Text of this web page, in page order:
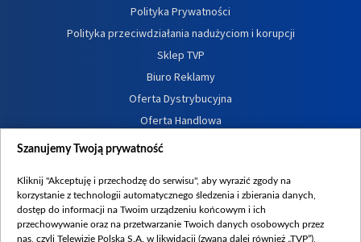
Polityka Prywatności
Polityka przeciwdziałania nadużyciom i korupcji
Sklep TVP
Biuro Reklamy
Oferta Dystrybucyjna
Oferta Handlowa
Dostępność
Procedura zgłoszeń wewnętrznych
Szanujemy Twoją prywatność
Kliknij "Akceptuję i przechodzę do serwisu", aby wyrazić zgody na
korzystanie z technologii automatycznego śledzenia i zbierania danych,
dostęp do informacji na Twoim urządzeniu końcowym i ich
przechowywanie oraz na przetwarzanie Twoich danych osobowych przez
nas, czyli Telewizję Polską S.A. w likwidacji (zwaną dalej również „TVP”),